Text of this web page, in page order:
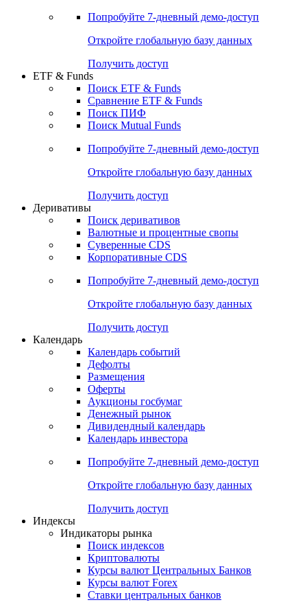
Попробуйте 7-дневный демо-доступ
Откройте глобальную базу данных
Получить доступ
ETF & Funds
Поиск ETF & Funds
Сравнение ETF & Funds
Поиск ПИФ
Поиск Mutual Funds
Попробуйте 7-дневный демо-доступ
Откройте глобальную базу данных
Получить доступ
Деривативы
Поиск деривативов
Валютные и процентные свопы
Суверенные CDS
Корпоративные CDS
Попробуйте 7-дневный демо-доступ
Откройте глобальную базу данных
Получить доступ
Календарь
Календарь событий
Дефолты
Размещения
Оферты
Аукционы госбумаг
Денежный рынок
Дивидендный календарь
Календарь инвестора
Попробуйте 7-дневный демо-доступ
Откройте глобальную базу данных
Получить доступ
Индексы
Индикаторы рынка
Поиск индексов
Криптовалюты
Курсы валют Центральных Банков
Курсы валют Forex
Ставки центральных банков